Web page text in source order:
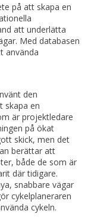
på att skapa en
att underlätta
Med databasen
använda
den
skapa en
är projektledare
på ökat
skick, men det
berättar att
både de som är
där tidigare.
snabbare vägar
cykelplaneraren
cykeln.